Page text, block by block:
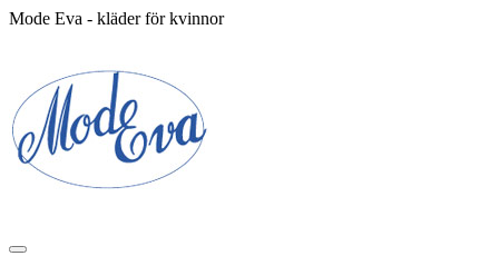
Mode Eva - kläder för kvinnor